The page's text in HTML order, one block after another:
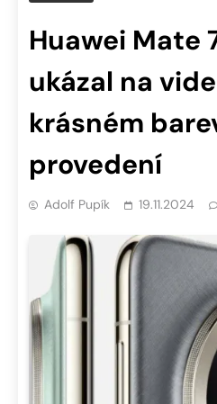
Huawei Mate
ukázal na
krásném
provedení
Adolf Pupík 19.11.2024